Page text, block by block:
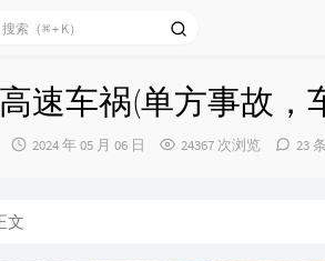
速车祸(单方事故，
发
2024 年 05 月 06 日 24367 次浏览 23
文